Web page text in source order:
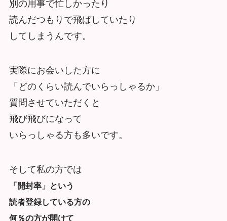
別の用事で忙しかったり
読んだつもりで飛ばしていたり
してしまうんです。
実際にお会いした方に
「どのくらい読んでいらっしゃるか」
質問させていただくと
飛び飛びになって
いらっしゃる方も多いです。
そして私の方では
「開封率」という
読者登録している方の
何％の方が開けて